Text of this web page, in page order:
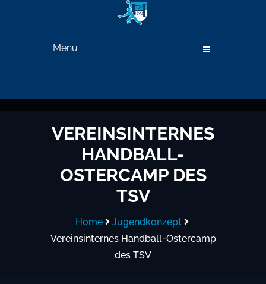
Menu
VEREINSINTERNES
HANDBALL-
OSTERCAMP DES
TSV
Home
Jugendkonzept
Vereinsinternes Handball-Ostercamp
des TSV